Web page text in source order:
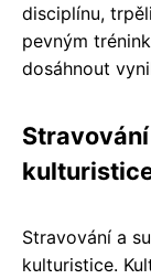
disciplínu,
pevným
dosáhnout
Stravování a
kulturistice.